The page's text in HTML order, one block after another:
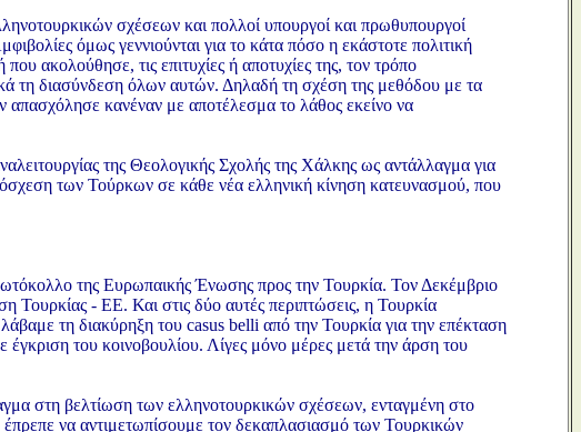
σχέσεων και πολλοί υπουργοί και πρωθυπουργοί
όμως γεννιούνται για το κάτα πόσο η εκάστοτε πολιτική
ακολούθησε, τις επιτυχίες ή αποτυχίες της, τον τρόπο
τη διασύνδεση όλων αυτών. Δηλαδή τη σχέση της μεθόδου με τα
κανέναν με αποτέλεσμα το λάθος εκείνο να
της Θεολογικής Σχολής της Χάλκης ως αντάλλαγμα για
των Τούρκων σε κάθε νέα ελληνική κίνηση κατευνασμού, που
της Ευρωπαικής Ένωσης προς την Τουρκία. Τον Δεκέμβριο
Τουρκίας - ΕΕ. Και στις δύο αυτές περιπτώσεις, η Τουρκία
τη διακύρηξη του casus belli από την Τουρκία για την επέκταση
του κοινοβουλίου. Λίγες μόνο μέρες μετά την άρση του
στη βελτίωση των ελληνοτουρκικών σχέσεων, ενταγμένη στο
να αντιμετωπίσουμε τον δεκαπλασιασμό των Τουρκικών